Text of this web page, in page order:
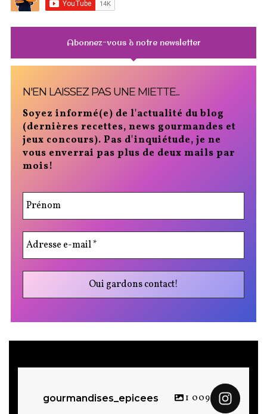
Abonnez-vous à notre newsletter
N'EN LAISSEZ PAS UNE MIETTE...
Soyez informé(e) de l'actualité du blog
(dernières recettes, news gourmandes et
jeux concours). Pas d'inquiétude, je ne
vous enverrai pas plus de deux mails par
mois!
gourmandises_epicees 1 009